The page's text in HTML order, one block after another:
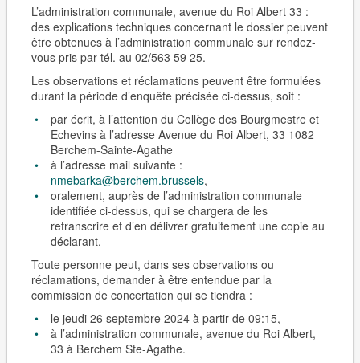
L’administration communale, avenue du Roi Albert 33 :
des explications techniques concernant le dossier peuvent
être obtenues à l’administration communale sur rendez-
vous pris par tél. au 02/563 59 25.
Les observations et réclamations peuvent être formulées
durant la période d’enquête précisée ci-dessus, soit :
par écrit, à l’attention du Collège des Bourgmestre et
Echevins à l’adresse Avenue du Roi Albert, 33 1082
Berchem-Sain­te-Agathe
à l’adresse mail suivante :
nmebarka@berchem.brussels,
oralement, auprès de l’administration communale
identifiée ci-dessus, qui se chargera de les
retranscrire et d’en délivrer gratuitement une copie au
déclarant.
Toute personne peut, dans ses observations ou
réclamations, demander à être entendue par la
commission de concertation qui se tiendra :
le jeudi 26 septembre 2024 à partir de 09:15,
à l’administration communale, avenue du Roi Albert,
33 à Berchem Ste-Agathe.